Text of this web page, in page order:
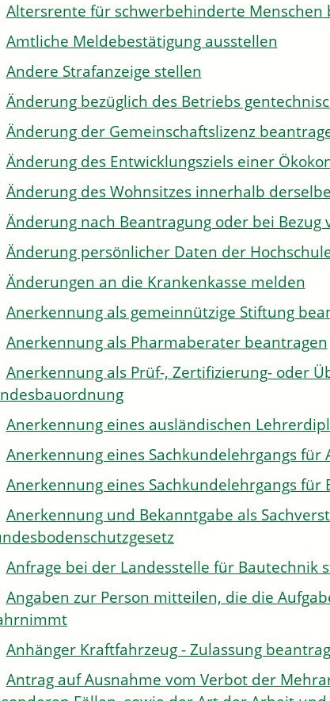
Altersrente für schwerbehinderte Menschen
Amtliche Meldebestätigung ausstellen
Andere Strafanzeige stellen
Änderung bezüglich des Betriebs
Änderung der Gemeinschaftslizenz
Änderung des Entwicklungsziels einer
Änderung des Wohnsitzes innerhalb
Änderung nach Beantragung oder bei
Änderung persönlicher Daten der
Änderungen an die Krankenkasse melden
Anerkennung als gemeinnützige Stiftung
Anerkennung als Pharmaberater beantragen
Anerkennung als Prüf-, Zertifizierung- oder
Anerkennung eines ausländischen
Anerkennung eines Sachkundelehrgangs für
Anerkennung eines Sachkundelehrgangs für
Anerkennung und Bekanntgabe als
Anfrage bei der Landesstelle für Bautechnik
Angaben zur Person mitteilen, die die
Anhänger Kraftfahrzeug - Zulassung
Antrag auf Ausnahme vom Verbot der